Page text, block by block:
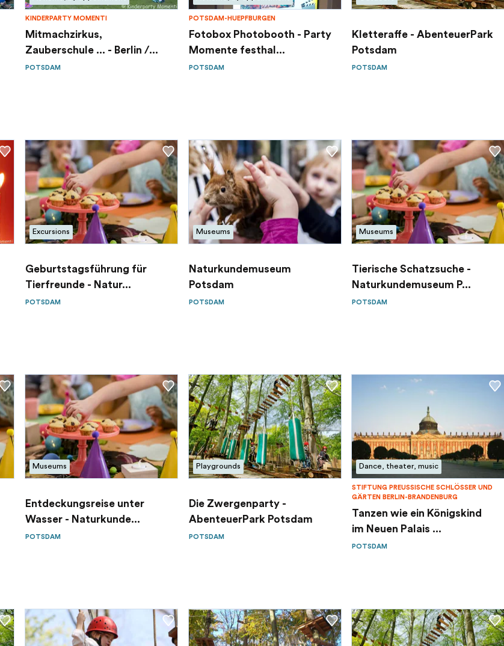
KINDERPARTY MOMENTI
Mitmachzirkus,
Zauberschule ... - Berlin /...
POTSDAM
POTSDAM-HUEPFBURGEN
Fotobox Photobooth - Party
Momente festhal...
POTSDAM
Kletteraffe - AbenteuerPark
Potsdam
POTSDAM
Excursions
Geburtstagsführung für
Tierfreunde - Natur...
POTSDAM
Museums
Naturkundemuseum
Potsdam
POTSDAM
Museums
Tierische Schatzsuche -
Naturkundemuseum P...
POTSDAM
Museums
Entdeckungsreise unter
Wasser - Naturkunde...
POTSDAM
Playgrounds
Die Zwergenparty -
AbenteuerPark Potsdam
POTSDAM
Dance, theater, music
STIFTUNG PREUSSISCHE SCHLÖSSER UND G
ÄRTEN BERLIN-BRANDENBURG
Tanzen wie ein Königskind
im Neuen Palais ...
POTSDAM